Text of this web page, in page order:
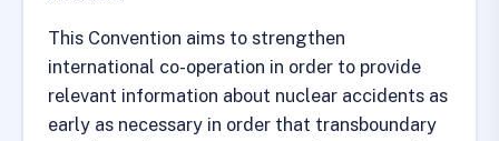
This Convention aims to strengthen
international co-operation in order to provide
relevant information about nuclear accidents as
early as necessary in order that transboundary